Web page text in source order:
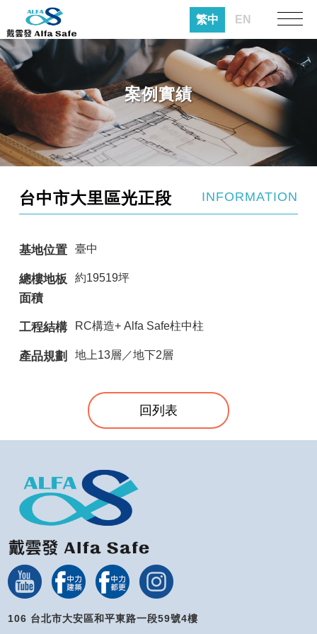
繁中 EN
案例實績
台中市大里區光正段 INFORMATION
基地位置 臺中
總樓地板
面積
約19519坪
工程結構 RC構造+ Alfa Safe柱中柱
產品規劃 地上13層／地下2層
回列表
106 台北市大安區和平東路一段59號4樓